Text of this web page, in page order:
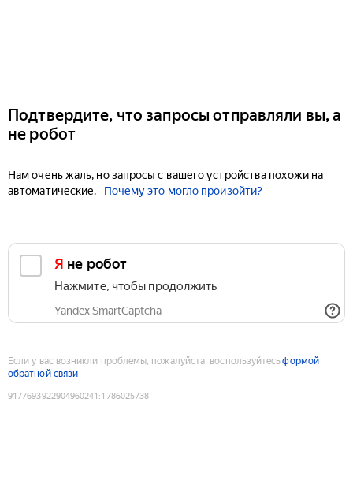
Подтвердите, что запросы отправляли вы, а
не робот
Нам очень жаль, но запросы с вашего устройства похожи на
автоматические.
Почему это могло произойти?
Я не робот
Нажмите, чтобы продолжить
Yandex SmartCaptcha
Если у вас возникли проблемы, пожалуйста, воспользуйтесьформой
обратной связи
9177693922904960241 :1786025738